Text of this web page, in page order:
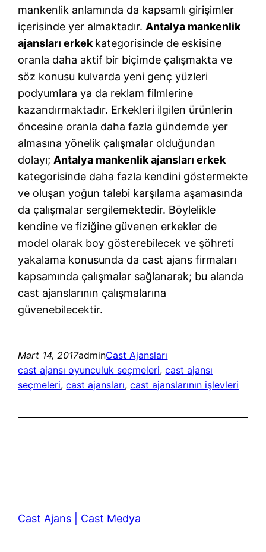
mankenlik anlamında da kapsamlı girişimler
içerisinde yer almaktadır. Antalya mankenlik
ajansları erkek kategorisinde de eskisine
oranla daha aktif bir biçimde çalışmakta ve
söz konusu kulvarda yeni genç yüzleri
podyumlara ya da reklam filmlerine
kazandırmaktadır. Erkekleri ilgilen ürünlerin
öncesine oranla daha fazla gündemde yer
almasına yönelik çalışmalar olduğundan
dolayı; Antalya mankenlik ajansları erkek
kategorisinde daha fazla kendini göstermekte
ve oluşan yoğun talebi karşılama aşamasında
da çalışmalar sergilemektedir. Böylelikle
kendine ve fiziğine güvenen erkekler de
model olarak boy gösterebilecek ve şöhreti
yakalama konusunda da cast ajans firmaları
kapsamında çalışmalar sağlanarak; bu alanda
cast ajanslarının çalışmalarına
güvenebilecektir.
Mart 14, 2017adminCast Ajansları
cast ajansı oyunculuk seçmeleri, cast ajansı
seçmeleri, cast ajansları, cast ajanslarının işlevleri
Cast Ajans | Cast Medya